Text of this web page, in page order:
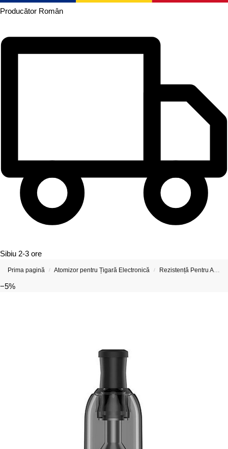
Producător Român
Sibiu 2-3 ore
Prima pagină / Atomizor pentru Țigară Electronică / Rezistență Pentru Atomizor De Țigară Electronică
−5%